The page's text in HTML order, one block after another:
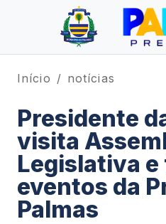
Início notícias
Presidente
visita
Legislativa e
eventos da
Palmas